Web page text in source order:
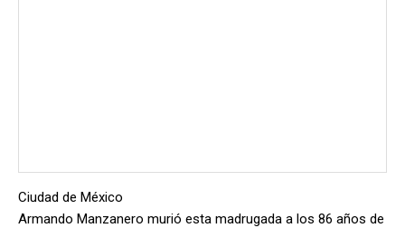
Ciudad de México
Armando Manzanero murió esta madrugada a los 86 años de